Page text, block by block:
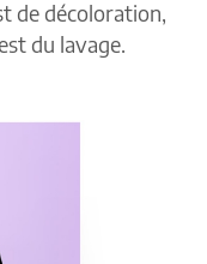
de décoloration,
du lavage.